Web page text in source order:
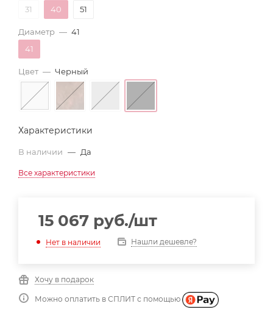
31
40 51
Диаметр — 41
41
Цвет — Черный
Характеристики
В наличии — Да
Все характеристики
15 067 руб./шт
Нет в наличии Нашли дешевле?
Хочу в подарок
Можно оплатить в СПЛИТ с помощью